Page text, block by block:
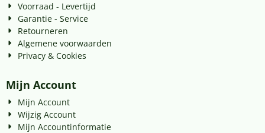
Voorraad - Levertijd
Garantie - Service
Retourneren
Algemene voorwaarden
Privacy & Cookies
Mijn Account
Mijn Account
Wijzig Account
Mijn Accountinformatie